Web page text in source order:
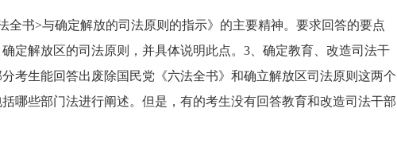
书>与确定解放的司法原则的指示》的主要精神。要求回答的要点
定解放区的司法原则，并具体说明此点。3、确定教育、改造司法干
考生能回答出废除国民党《六法全书》和确立解放区司法原则这两个
哪些部门法进行阐述。但是，有的考生没有回答教育和改造司法干部